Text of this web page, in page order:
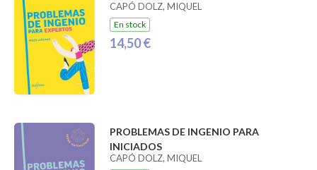
CAPÓ DOLZ, MIQUEL
En stock
14,50 €
PROBLEMAS DE INGENIO PARA
INICIADOS
CAPÓ DOLZ, MIQUEL